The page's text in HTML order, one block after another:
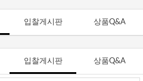
입찰게시판 상품Q&A
입찰게시판 상품Q&A